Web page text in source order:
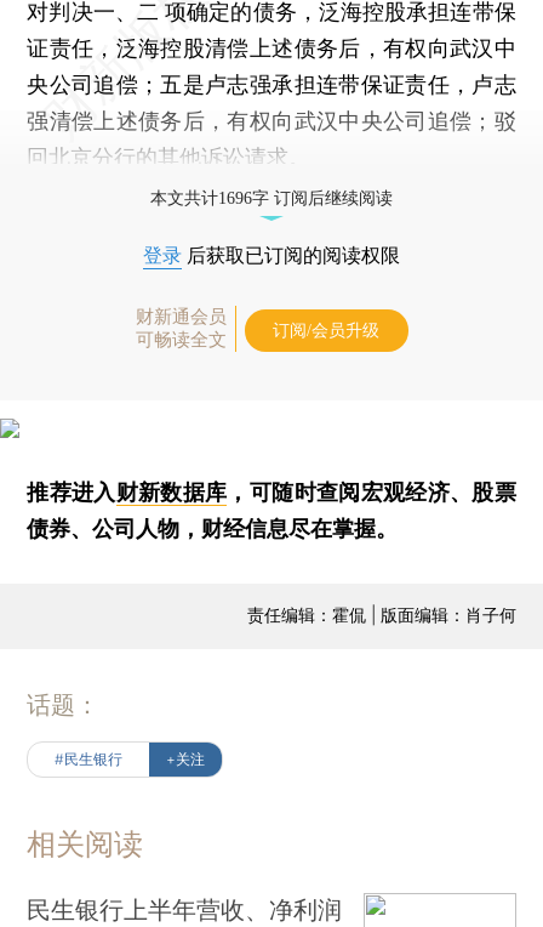
对判决一、二 项确定的债务，泛海控股承担连带保
证责任，泛海控股清偿上述债务后，有权向武汉中
央公司追偿；五是卢志强承担连带保证责任，卢志
强清偿上述债务后，有权向武汉中央公司追偿；驳
回北京分行的其他诉讼请求。
本文共计1696字 订阅后继续阅读
登录 后获取已订阅的阅读权限
财新通会员
可畅读全文
订阅/会员升级
推荐进入财新数据库 ，可随时查阅宏观经济、股票
债券、公司人物，财经信息尽在掌握。
责任编辑：霍侃 | 版面编辑：肖子何
话题：
#民生银行 +关注
相关阅读
民生银行上半年营收、净利润